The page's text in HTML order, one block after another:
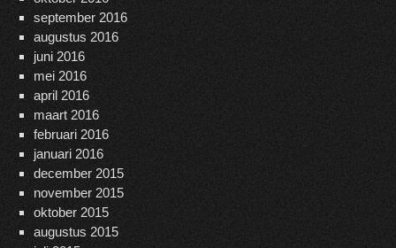
september 2016
augustus 2016
juni 2016
mei 2016
april 2016
maart 2016
februari 2016
januari 2016
december 2015
november 2015
oktober 2015
augustus 2015